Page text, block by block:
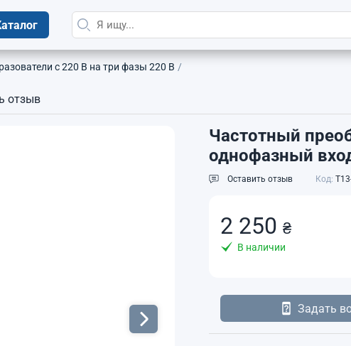
с 220 В на три фазы 220 В
отзыв
Частотный
однофазный
Оставить отзыв Код:
2 250 ₴
В наличии
Задать